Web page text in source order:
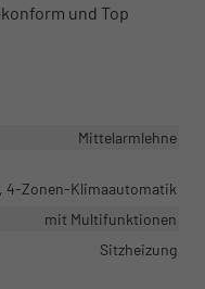
und Top
Mittelarmlehne
4-Zonen-Klimaautomatik
mit Multifunktionen
Sitzheizung